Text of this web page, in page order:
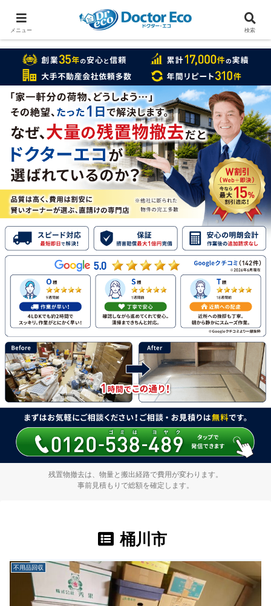
家をまるごと片付けたいなら
実績数１万7000件のドクターエコ
残置物撤去は、物量と搬出経路で費用が変わります。
事前見積もりで総額を確定します。
桶川市
不用品回収
メニュー 検索